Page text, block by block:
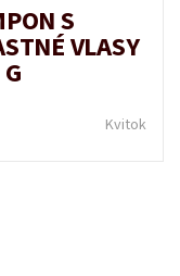
S
VLASY
Kvitok